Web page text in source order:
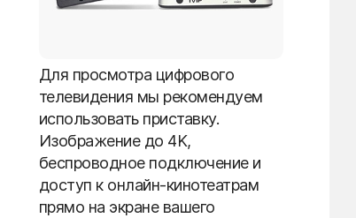
Для просмотра цифрового
телевидения мы рекомендуем
использовать приставку.
Изображение до 4K,
беспроводное подключение и
доступ к онлайн-кинотеатрам
прямо на экране вашего